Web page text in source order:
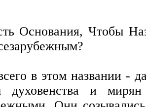
Основания, Чтобы
в этом названии -
духовенства и